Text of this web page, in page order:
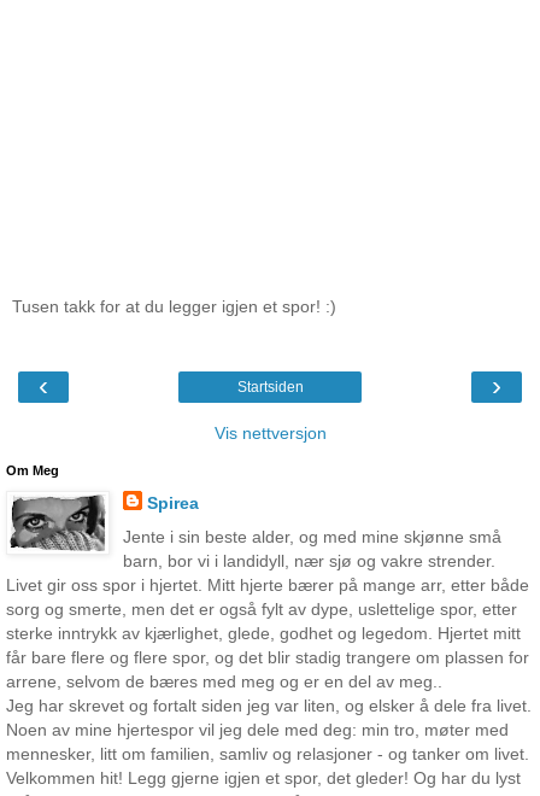
Tusen takk for at du legger igjen et spor! :)
‹ ›
Startsiden
Vis nettversjon
Om Meg
Spirea
Jente i sin beste alder, og med mine skjønne små
barn, bor vi i landidyll, nær sjø og vakre strender.
Livet gir oss spor i hjertet. Mitt hjerte bærer på mange arr, etter både
sorg og smerte, men det er også fylt av dype, uslettelige spor, etter
sterke inntrykk av kjærlighet, glede, godhet og legedom. Hjertet mitt
får bare flere og flere spor, og det blir stadig trangere om plassen for
arrene, selvom de bæres med meg og er en del av meg..
Jeg har skrevet og fortalt siden jeg var liten, og elsker å dele fra livet.
Noen av mine hjertespor vil jeg dele med deg: min tro, møter med
mennesker, litt om familien, samliv og relasjoner - og tanker om livet.
Velkommen hit! Legg gjerne igjen et spor, det gleder! Og har du lyst